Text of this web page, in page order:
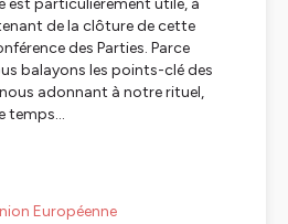
est particulièrement utile, à
de la clôture de cette
des Parties. Parce
balayons les points-clé des
adonnant à notre rituel,
temps…
Européenne